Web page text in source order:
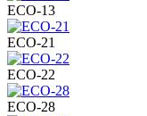
ECO-13
ECO-21
ECO-22
ECO-28